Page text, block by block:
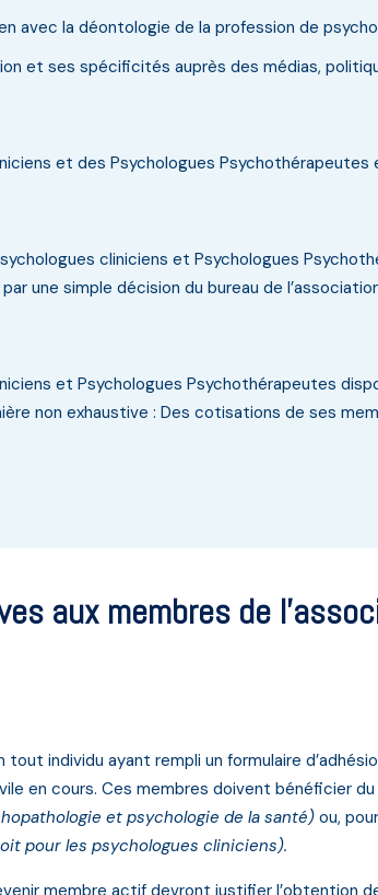
avec la déontologie de la profession de
et ses spécificités auprès des médias,
et des Psychologues Psychothérapeutes
cliniciens et Psychologues
une simple décision du bureau de
et Psychologues Psychothérapeutes
non exhaustive : Des cotisations de ses
aux membres de
individu ayant rempli un formulaire
en cours. Ces membres doivent bénéficier
et psychologie de la santé) ou,
pour les psychologues cliniciens).
membre actif devront justifier l’obtention